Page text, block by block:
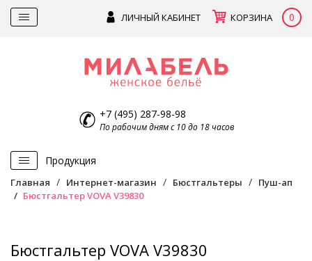
ЛИЧНЫЙ КАБИНЕТ КОРЗИНА 0
+7 (495) 287-98-98
По рабочим дням с 10 до 18 часов
Продукция
Главная Интернет-магазин Бюстгальтеры
Пуш-ап
Бюстгальтер VOVA V39830
Бюстгальтер VOVA V39830